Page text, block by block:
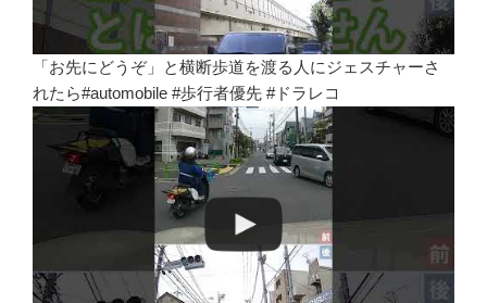
「お先にどうぞ」と横断歩道を渡る人にジェスチャーさ
れたら#automobile #歩行者優先 #ドラレコ